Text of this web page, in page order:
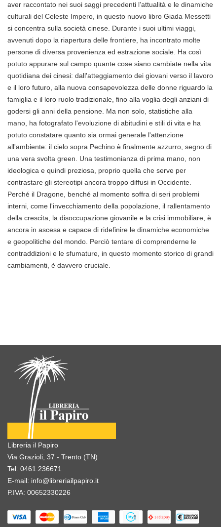
aver raccontato nei suoi saggi precedenti l'attualità e le dinamiche
culturali del Celeste Impero, in questo nuovo libro Giada Messetti
si concentra sulla società cinese. Durante i suoi ultimi viaggi,
avvenuti dopo la riapertura delle frontiere, ha incontrato molte
persone di diversa provenienza ed estrazione sociale. Ha così
potuto appurare sul campo quante cose siano cambiate nella vita
quotidiana dei cinesi: dall'atteggiamento dei giovani verso il lavoro
e il loro futuro, alla nuova consapevolezza delle donne riguardo la
famiglia e il loro ruolo tradizionale, fino alla voglia degli anziani di
godersi gli anni della pensione. Ma non solo, statistiche alla
mano, ha fotografato l'evoluzione di abitudini e stili di vita e ha
potuto constatare quanto sia ormai generale l'attenzione
all'ambiente: il cielo sopra Pechino è finalmente azzurro, segno di
una vera svolta green. Una testimonianza di prima mano, non
ideologica e quindi preziosa, proprio quella che serve per
contrastare gli stereotipi ancora troppo diffusi in Occidente.
Perché il Dragone, benché al momento soffra di seri problemi
interni, come l'invecchiamento della popolazione, il rallentamento
della crescita, la disoccupazione giovanile e la crisi immobiliare, è
ancora in ascesa e capace di ridefinire le dinamiche economiche
e geopolitiche del mondo. Perciò tentare di comprenderne le
contraddizioni e le sfumature, in questo momento storico di grandi
cambiamenti, è davvero cruciale.
Libreria il Papiro
Via Grazioli, 37 - Trento (TN)
Tel: 0461.236671
E-mail: info@libreriailpapiro.it
P.IVA: 00652330226